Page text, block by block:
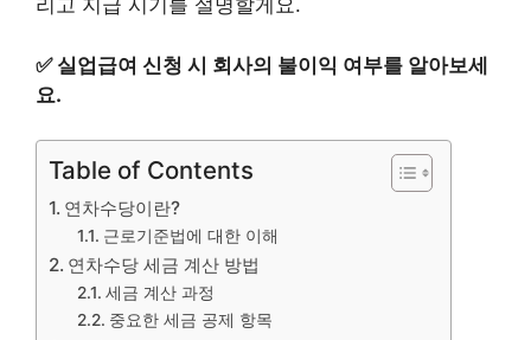
리고 지급 시기를 설명할게요.
✅ 실업급여 신청 시 회사의 불이익 여부를 알아보세
요.
Table of Contents
연차수당이란?
근로기준법에 대한 이해
연차수당 세금 계산 방법
세금 계산 과정
중요한 세금 공제 항목